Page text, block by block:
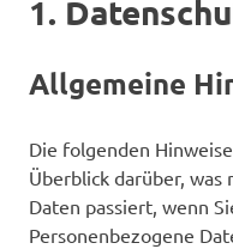
1.
Allgemeine
Die folgenden
Überblick darüber,
Daten passiert, wenn
Personenbezogene